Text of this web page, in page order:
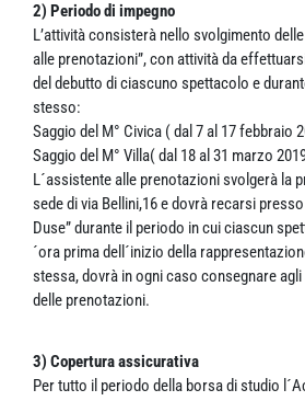
2) Periodo di impegno
L’attività consisterà nello svolgimento
alle prenotazioni”, con attività da
del debutto di ciascuno spettacolo e
stesso:
Saggio del M° Civica ( dal 7 al 17 febbraio
Saggio del M° Villa( dal 18 al 31 marzo
L´assistente alle prenotazioni svolgerà la
sede di via Bellini,16 e dovrà recarsi
Duse” durante il periodo in cui ciascun
´ora prima dell´inizio della
stessa, dovrà in ogni caso consegnare
delle prenotazioni.
3) Copertura assicurativa
Per tutto il periodo della borsa di studio